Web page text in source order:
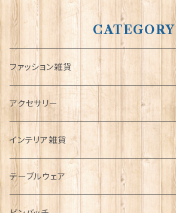
CATEGORY
ファッション雑貨
タータンネクタイ
帽子
キャップ
ハンチング帽
Tシャツ
アクセサリー
ORTAK
ブローチ
インテリア雑貨
インテリア置物
テーブルウェア